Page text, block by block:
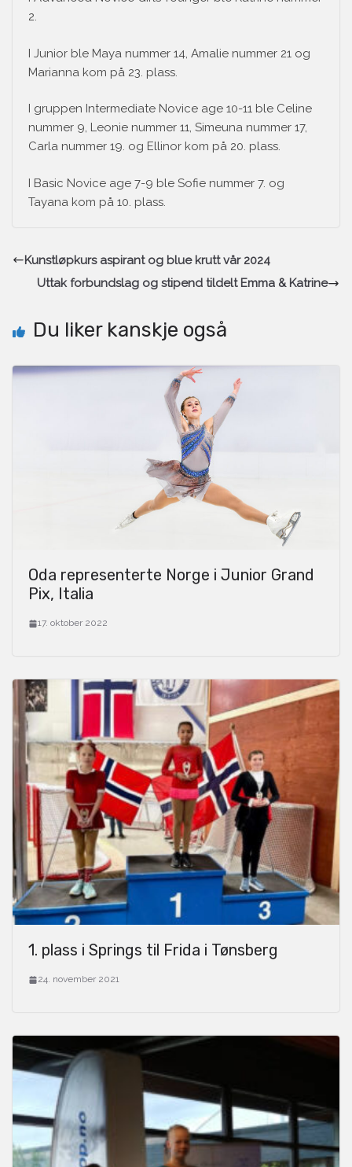
2.
I Junior ble Maya nummer 14, Amalie nummer 21 og
Marianna kom på 23. plass.
I gruppen Intermediate Novice age 10-11 ble Celine
nummer 9, Leonie nummer 11, Simeuna nummer 17,
Carla nummer 19. og Ellinor kom på 20. plass.
I Basic Novice age 7-9 ble Sofie nummer 7. og
Tayana kom på 10. plass.
Kunstløpkurs aspirant og blue krutt vår 2024
Uttak forbundslag og stipend tildelt Emma & Katrine
Du liker kanskje også
Oda representerte Norge i Junior Grand
Pix, Italia
17. oktober 2022
1. plass i Springs til Frida i Tønsberg
24. november 2021